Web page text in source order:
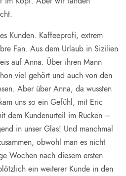
Kunden. Kaffeeprofi, extrem
Fan. Aus dem Urlaub in Sizilien
auf Anna. Über ihren Mann
viel gehört und auch von den
Aber über Anna, da wussten
uns so ein Gefühl, mit Eric
dem Kundenurteil im Rücken –
in unser Glas! Und manchmal
obwohl man es nicht
Wochen nach diesem ersten
ein weiterer Kunde in den